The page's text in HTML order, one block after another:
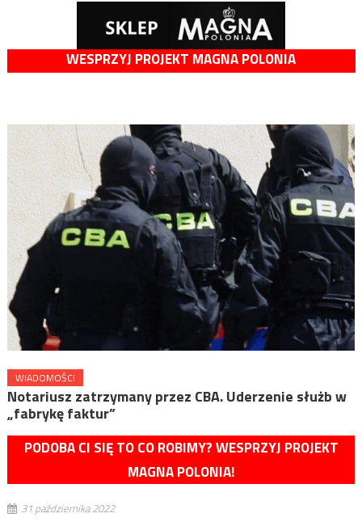
WESPRZYJ PROJEKT MAGNA POLONIA
WIADOMOŚCI
Notariusz zatrzymany przez CBA. Uderzenie służb w
„fabrykę faktur”
PODOBA CI SIĘ TO CO ROBIMY? WESPRZYJ PROJEKT
MAGNA POLONIA!
31 października 2022